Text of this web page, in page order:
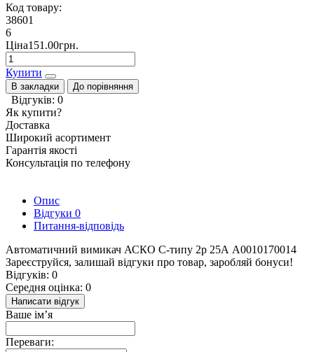
Код товару:
38601
6
Ціна151.00грн.
Купити
В закладки До порівняння
Відгуків: 0
Як купити?
Доставка
Широкий асортимент
Гарантія якості
Консультація по телефону
Опис
Відгуки 0
Питання-відповідь
Автоматичний вимикач АСКО С-типу 2р 25А A0010170014
Зареєструйся, залишай відгуки про товар, заробляй бонуси!
Відгуків: 0
Середня оцінка: 0
Написати відгук
Ваше ім’я
Переваги: